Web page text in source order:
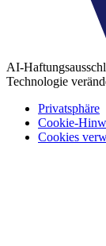
AI-
Technologie
Privatsphäre
Cookie-
Cookies